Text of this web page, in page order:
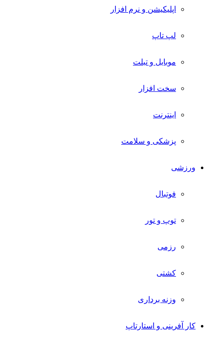
اپلیکیشن و نرم افزار
لپ تاپ
موبایل و تبلت
سخت افزار
اینترنت
پزشکی و سلامت
ورزشی
فوتبال
توپ و تور
رزمی
کشتی
وزنه برداری
کار آفرینی و استارتاپ